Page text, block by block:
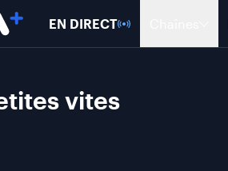
EN DIRECT
vites